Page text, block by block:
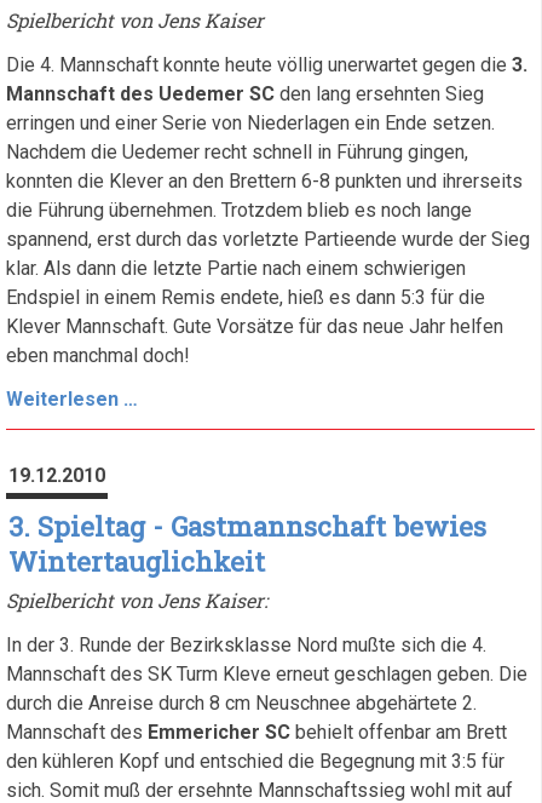
Spielbericht von Jens Kaiser
Die 4. Mannschaft konnte heute völlig unerwartet gegen die 3.
Mannschaft des Uedemer SC den lang ersehnten Sieg
erringen und einer Serie von Niederlagen ein Ende setzen.
Nachdem die Uedemer recht schnell in Führung gingen,
konnten die Klever an den Brettern 6-8 punkten und ihrerseits
die Führung übernehmen. Trotzdem blieb es noch lange
spannend, erst durch das vorletzte Partieende wurde der Sieg
klar. Als dann die letzte Partie nach einem schwierigen
Endspiel in einem Remis endete, hieß es dann 5:3 für die
Klever Mannschaft. Gute Vorsätze für das neue Jahr helfen
eben manchmal doch!
Weiterlesen …
Spieltag
Saisonsieg
19.12.2010
3. Spieltag - Gastmannschaft bewies
Wintertauglichkeit
Spielbericht von Jens Kaiser:
In der 3. Runde der Bezirksklasse Nord mußte sich die 4.
Mannschaft des SK Turm Kleve erneut geschlagen geben. Die
durch die Anreise durch 8 cm Neuschnee abgehärtete 2.
Mannschaft des Emmericher SC behielt offenbar am Brett
den kühleren Kopf und entschied die Begegnung mit 3:5 für
sich. Somit muß der ersehnte Mannschaftssieg wohl mit auf